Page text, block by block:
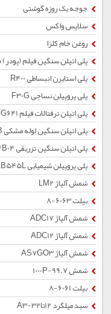
جوجه یک روزه گوشتی
سلاپس واکس
روغن خام کلزا
پلی اتیلن سنگین فیلم (پودر) EX5
پلی استایرن انبساطی R400
پلی پروپیلن نساجی F30G
پلی اتیلن ترفتالات فیلم FG641
پلی اتیلن سنگین لوله مشکی CRP100B
پلی اتیلن سنگین تزریقی 54B04
پلی پروپیلن شیمیایی ZB545L
شمش آلیاژ LM2
بیلت 6063-8
شمش آلیاژ ADC17
شمش آلیاژ ADC12
شمش آلیاژ AS7GO3
شمش 1000P-99.7
بیلت 6061-8
سبد میلگرد 12تا32-A3